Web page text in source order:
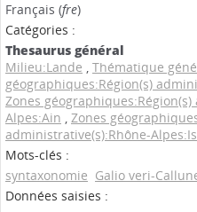
Français (fre)
Catégories :
Thesaurus général
Milieu:Lande , Thématique
géographiques:Région(s)
Zones
Alpes:Ain , Zones
administrative(s):Rhône-
Mots-clés :
syntaxonomie Galio veri-
Données saisies :